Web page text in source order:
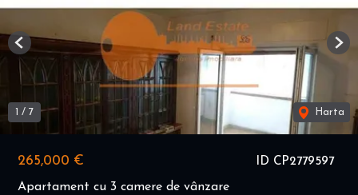
ID CP2779597
265,000 €
Apartament cu 3 camere de vânzare
/ 7 Harta
Previous